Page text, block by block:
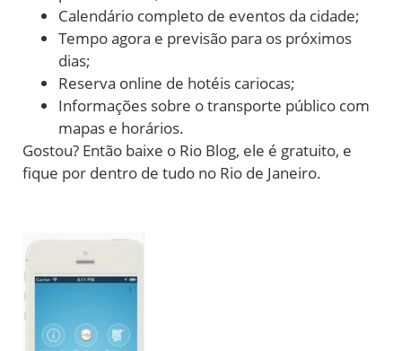
Calendário completo de eventos da cidade;
Tempo agora e previsão para os próximos
dias;
Reserva online de hotéis cariocas;
Informações sobre o transporte público com
mapas e horários.
Gostou? Então baixe o Rio Blog, ele é gratuito, e
fique por dentro de tudo no Rio de Janeiro.